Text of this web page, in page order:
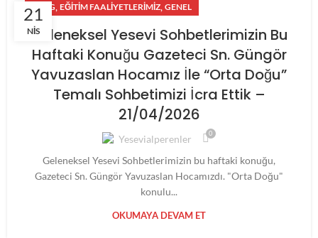
21
NIS
BLOG, EĞITIM FAALIYETLERIMIZ, GENEL
Geleneksel Yesevi Sohbetlerimizin Bu
Haftaki Konuğu Gazeteci Sn. Güngör
Yavuzaslan Hocamız İle “Orta Doğu”
Temalı Sohbetimizi İcra Ettik –
21/04/2026
Yesevialperenler 0
Geleneksel Yesevi Sohbetlerimizin bu haftaki konuğu,
Gazeteci Sn. Güngör Yavuzaslan Hocamızdı. "Orta Doğu"
konulu...
OKUMAYA DEVAM ET